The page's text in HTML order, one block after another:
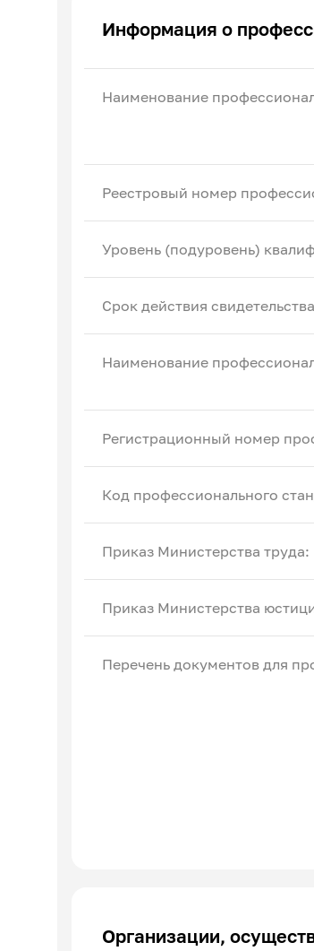
Эксперты по ПОАИнформация о
Наименование
Реестровый номер
Уровень (подуровень)
Срок действия
Наименование
Регистрационный номер
Код профессионального
Приказ Министерства труда:
Приказ Министерства
Перечень документов для
Организации,